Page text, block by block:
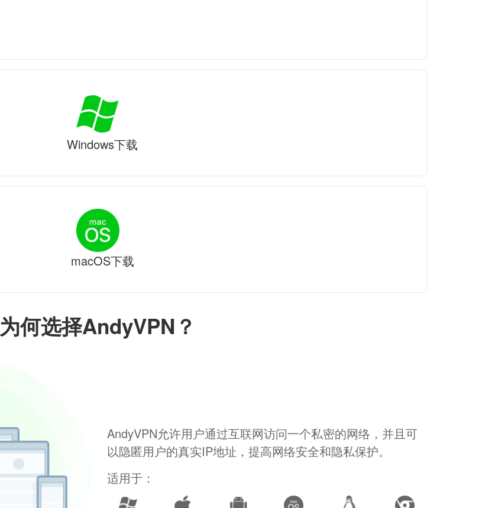
为何选择AndyVPN？
AndyVPN允许用户通过互联网访问一个私密的网络，并且可
以隐匿用户的真实IP地址，提高网络安全和隐私保护。
适用于：
Windows下载
macOS下载